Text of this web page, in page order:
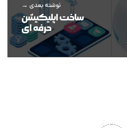
نوشته بعدی
ساخت اپلیکیشن
حرفه ای